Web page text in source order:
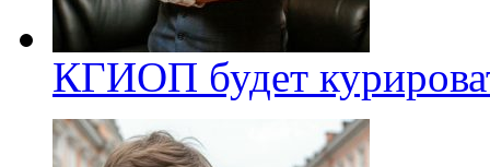
КГИОП будет